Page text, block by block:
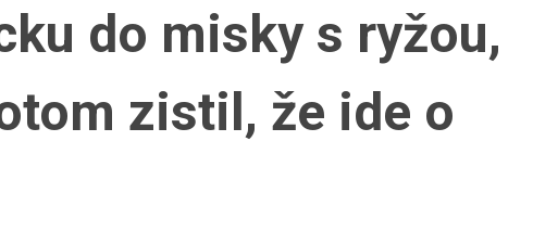
do misky s ryžou,
zistil, že ide o